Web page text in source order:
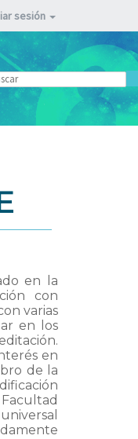
sesión
en la
con
varias
en los
en
de la